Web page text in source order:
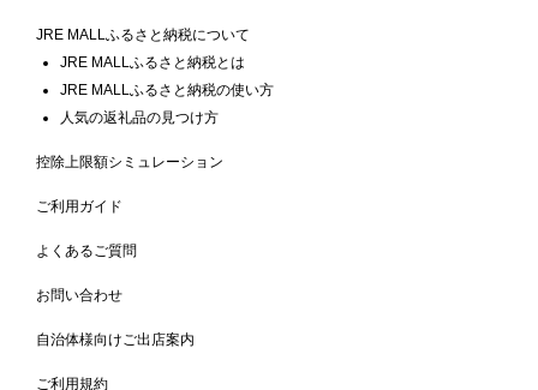
JRE MALLふるさと納税について
JRE MALLふるさと納税とは
JRE MALLふるさと納税の使い方
人気の返礼品の見つけ方
控除上限額シミュレーション
ご利用ガイド
よくあるご質問
お問い合わせ
自治体様向けご出店案内
ご利用規約